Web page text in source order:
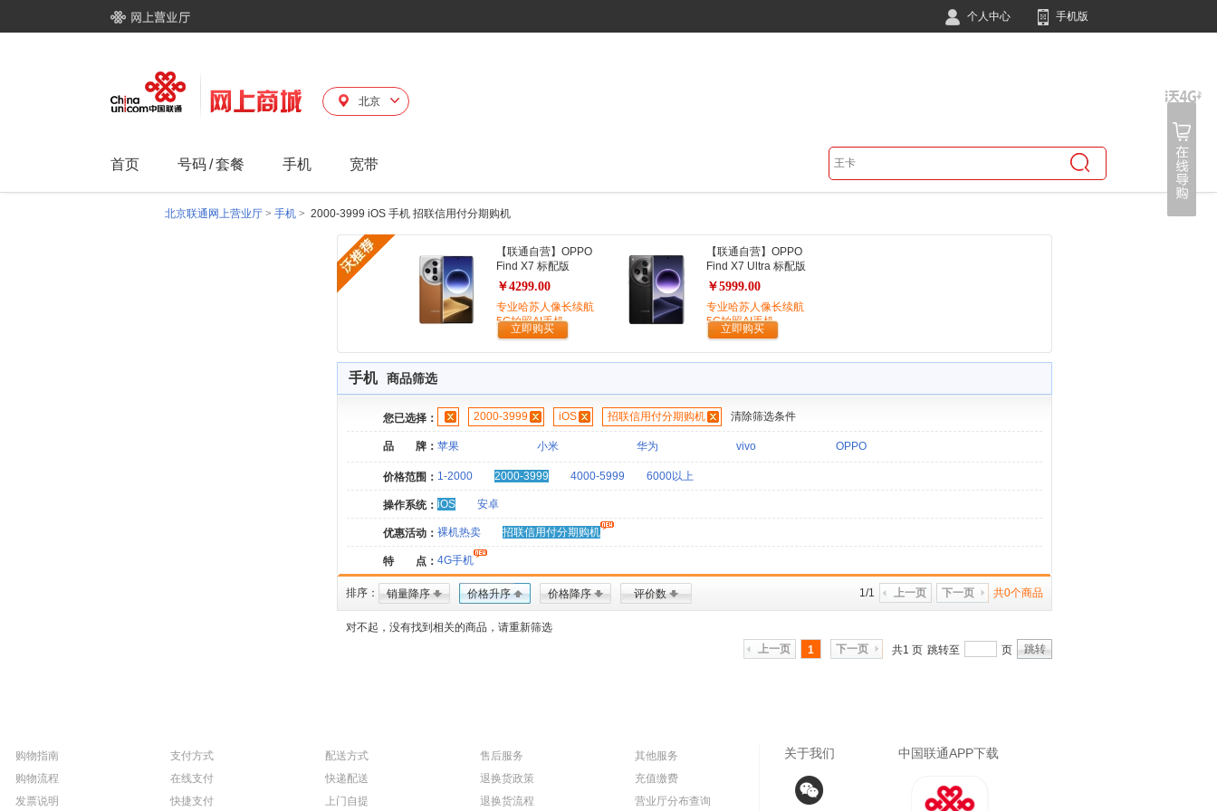
个人中心 手机版
北京
首页 号码/套餐 手机 宽带
北京联通网上营业厅 > 手机 > 2000-3999 iOS 手机 招联信用付分期购机
【联通自营】OPPO
Find X7 标配版
￥4299.00
专业哈苏人像长续航
5G拍照AI手机
立即购买
【联通自营】OPPO
Find X7 Ultra 标配版
￥5999.00
专业哈苏人像长续航
5G拍照AI手机
立即购买
手机 商品筛选
您已选择： 2000-3999 iOS 招联信用付分期购机 清除筛选条件
品 牌： 苹果 小米 华为 vivo OPPO
价格范围： 1-2000 2000-3999 4000-5999 6000以上
操作系统： iOS 安卓
优惠活动： 裸机热卖 招联信用付分期购机
特 点： 4G手机
排序： 销量降序 价格升序 价格降序 评价数 共0个商品
下一页
上一页
1/1
对不起，没有找到相关的商品，请重新筛选
上一页
1 下一页 共1 页 跳转至 页 跳转
购物指南
购物流程
发票说明
支付方式
在线支付
快捷支付
配送方式
快递配送
上门自提
售后服务
退换货政策
退换货流程
其他服务
充值缴费
营业厅分布查询
关于我们 中国联通APP下载